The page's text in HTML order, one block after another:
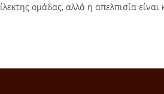
ομάδας, αλλά η απελπισία είναι